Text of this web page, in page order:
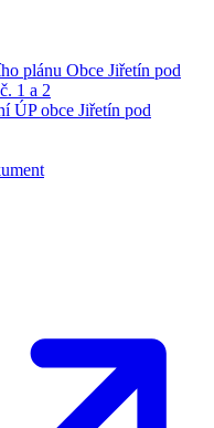
plánu Obce Jiřetín pod
1 a 2
ÚP obce Jiřetín pod